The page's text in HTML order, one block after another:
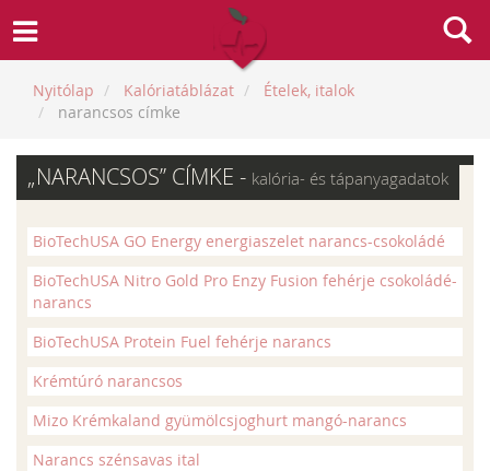
Nyitólap Kalóriatáblázat
Ételek, italok
narancsos címke
„NARANCSOS” CÍMKE - kalória- és tápanyagadatok
BioTechUSA GO Energy energiaszelet narancs-csokoládé
BioTechUSA Nitro Gold Pro Enzy Fusion fehérje csokoládé-
narancs
BioTechUSA Protein Fuel fehérje narancs
Krémtúró narancsos
Mizo Krémkaland gyümölcsjoghurt mangó-narancs
Narancs szénsavas ital